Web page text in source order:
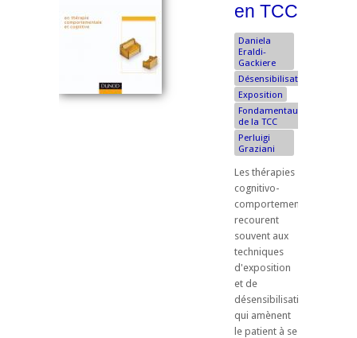
en TCC
Daniela
Eraldi-
Gackiere
Désensibilisation
Exposition
Fondamentaux
de la TCC
Perluigi
Graziani
Les thérapies
cognitivo-
comportementales
recourent
souvent aux
techniques
d'exposition
et de
désensibilisation
qui amènent
le patient à se